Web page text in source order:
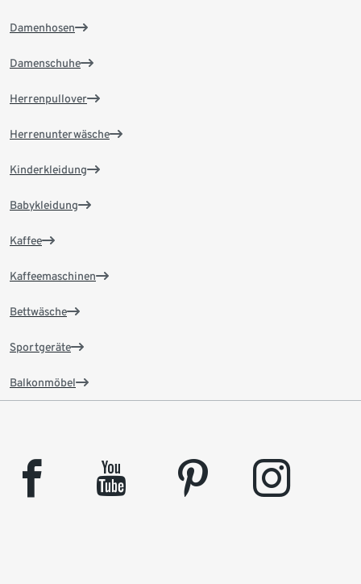
Damenhosen
Damenschuhe
Herrenpullover
Herrenunterwäsche
Kinderkleidung
Babykleidung
Kaffee
Kaffeemaschinen
Bettwäsche
Sportgeräte
Balkonmöbel
facebook youtube pinterest instagram